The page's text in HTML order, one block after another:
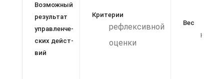
Возможный
результат
управленче­
ских дейст­
вий
Критерии
рефлексивной
оценки
Вес